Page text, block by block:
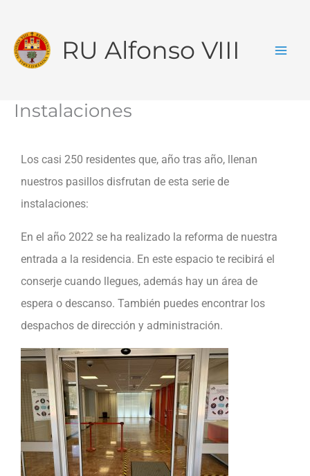
contenido
RU Alfonso VIII
Instalaciones
Los casi 250 residentes que, año tras año, llenan
nuestros pasillos disfrutan de esta serie de
instalaciones:
En el año 2022 se ha realizado la reforma de nuestra
entrada a la residencia. En este espacio te recibirá el
conserje cuando llegues, además hay un área de
espera o descanso. También puedes encontrar los
despachos de dirección y administración.